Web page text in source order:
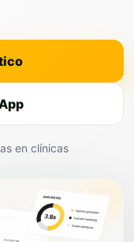
en clínicas